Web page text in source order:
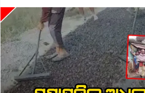
Argus Chalo Dekhein